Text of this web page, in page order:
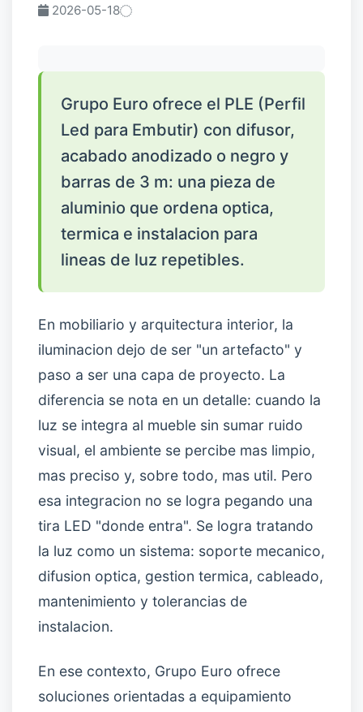
2026-05-18
Grupo Euro ofrece el PLE (Perfil
Led para Embutir) con difusor,
acabado anodizado o negro y
barras de 3 m: una pieza de
aluminio que ordena optica,
termica e instalacion para
lineas de luz repetibles.
En mobiliario y arquitectura interior, la
iluminacion dejo de ser "un artefacto" y
paso a ser una capa de proyecto. La
diferencia se nota en un detalle: cuando la
luz se integra al mueble sin sumar ruido
visual, el ambiente se percibe mas limpio,
mas preciso y, sobre todo, mas util. Pero
esa integracion no se logra pegando una
tira LED "donde entra". Se logra tratando
la luz como un sistema: soporte mecanico,
difusion optica, gestion termica, cableado,
mantenimiento y tolerancias de
instalacion.
En ese contexto, Grupo Euro ofrece
soluciones orientadas a equipamiento